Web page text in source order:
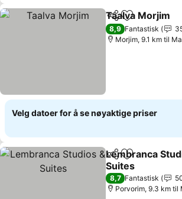
Del Legg til i
Taalva Morjim
8,9 Fantastisk
Morjim, 9.1 km til
Velg datoer for å se nøyaktige priser
Del Legg til i
Lembranca
Suites
Se priser
8,7 Fantastisk
Porvorim, 9.3 km til